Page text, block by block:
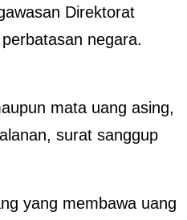
Direktorat
negara.
mata uang asing,
surat sanggup
yang membawa uang